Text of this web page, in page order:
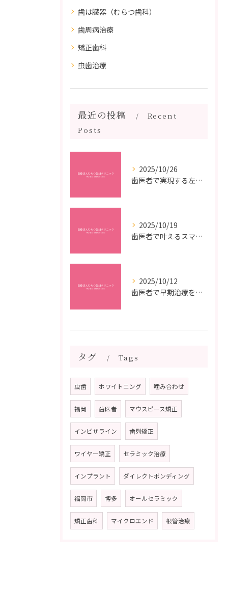
歯は臓器（むらつ歯科）
歯周病治療
矯正歯科
虫歯治療
最近の投稿
Recent
Posts
2025/10/26
歯医者で実現する左右対称治療のポイントと矯正治療選びの疑問解決ガイド
2025/10/19
歯医者で叶えるスマイルメイクオーバーなら福岡県福岡市博多区博多駅前の最新矯正治療解説
2025/10/12
歯医者で早期治療を受けるメリットと虫歯悪化を防ぐ最短ステップ
タグ Tags
虫歯 ホワイトニング 噛み合わせ
福岡 歯医者 マウスピース矯正
インビザライン 歯列矯正
ワイヤー矯正 セラミック治療
インプラント ダイレクトボンディング
福岡市 博多 オールセラミック
矯正歯科 マイクロエンド 根管治療